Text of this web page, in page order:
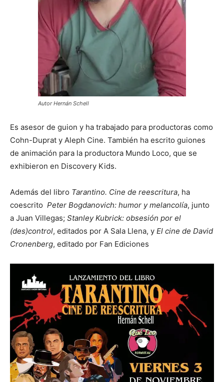
Autor Hernán Schell
Es asesor de guion y ha trabajado para productoras como
Cohn-Duprat y Aleph Cine. También ha escrito guiones
de animación para la productora Mundo Loco, que se
exhibieron en Discovery Kids.
Además del libro Tarantino. Cine de reescritura, ha
coescrito Peter Bogdanovich: humor y melancolía, junto
a Juan Villegas; Stanley Kubrick: obsesión por el
(des)control, editados por A Sala Llena, y El cine de David
Cronenberg, editado por Fan Ediciones